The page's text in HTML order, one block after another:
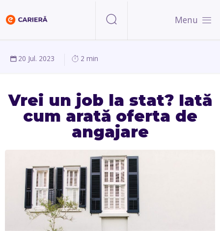
Menu
20 Jul. 2023 2 min
Vrei un job la stat? Iată
cum arată oferta de
angajare